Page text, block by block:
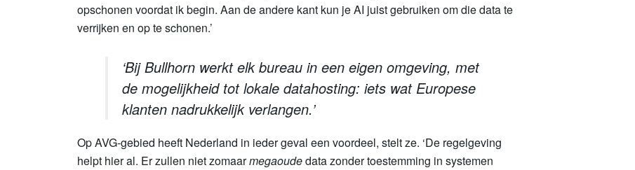
opschonen voordat ik begin. Aan de andere kant kun je AI juist gebruiken om die data te
verrijken en op te schonen.’
‘Bij Bullhorn werkt elk bureau in een eigen omgeving, met
de mogelijkheid tot lokale datahosting: iets wat Europese
klanten nadrukkelijk verlangen.’
Op AVG-gebied heeft Nederland in ieder geval een voordeel, stelt ze. ‘De regelgeving
helpt hier al. Er zullen niet zomaarmegaoudedata zonder toestemming in systemen